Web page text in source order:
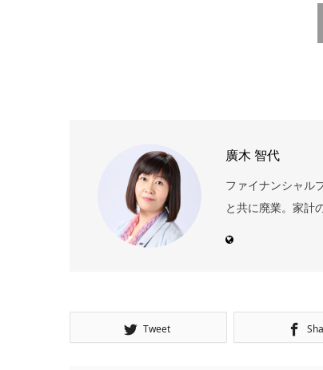
廣木 智代
ファイナンシャル
と共に廃業。家計
Tweet